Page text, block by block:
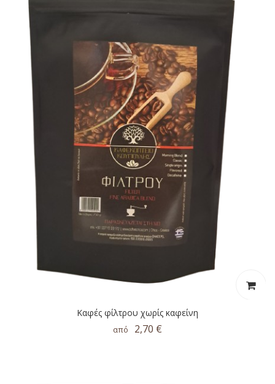
Καφές φίλτρου χωρίς καφείνη
από 2,70 €